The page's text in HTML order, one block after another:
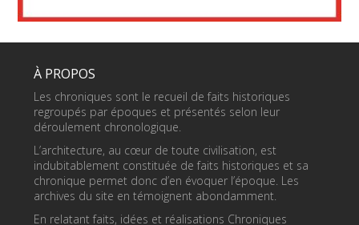
À PROPOS
Les chroniques sont le recueil de faits historiques
regroupés par époques et présentés selon leur
déroulement chronologique.
L’architecture, au cœur de toute civilisation, est
indubitablement constituée de faits historiques et sa
chronique permet donc d’en évoquer l’époque. Les
archives du site en témoignent abondamment.
En relatant faits, idées et réalisations Chroniques